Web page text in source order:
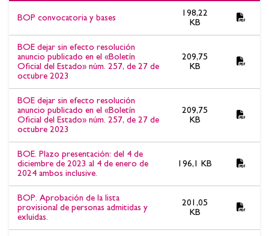
Documentos asociados:ESTABILIZACIÓN DE EMPLEO -
concurso oposición OPERARIO/A LABORAL. Autorización
formalización contrato Operario/a laboral.
BOP convocatoria y bases
198,22
KB
BOE dejar sin efecto resolución
anuncio publicado en el «Boletín
Oficial del Estado» núm. 257, de 27 de
octubre 2023
209,75
KB
BOE dejar sin efecto resolución
anuncio publicado en el «Boletín
Oficial del Estado» núm. 257, de 27 de
octubre 2023
209,75
KB
BOE. Plazo presentación: del 4 de
diciembre de 2023 al 4 de enero de
2024 ambos inclusive.
196,1 KB
BOP. Aprobación de la lista
provisional de personas admitidas y
exluidas.
201,05
KB